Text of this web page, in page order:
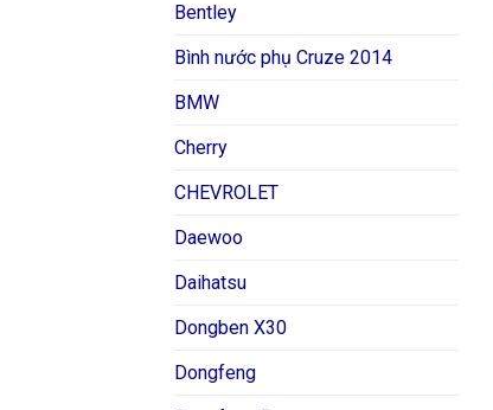
Bentley
Bình nước phụ Cruze 2014
BMW
Cherry
CHEVROLET
Daewoo
Daihatsu
Dongben X30
Dongfeng